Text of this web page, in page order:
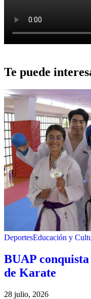
Te puede
DeportesEducación y
BUAP conquista
de Karate
28 julio, 2026